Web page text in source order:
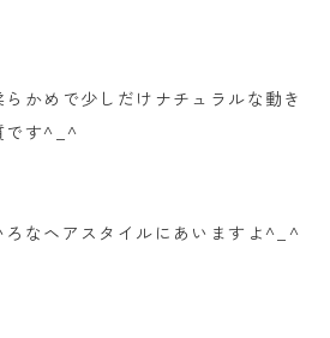
かめで少しだけナチュラルな動き
です^_^
ろなヘアスタイルにあいますよ^_^